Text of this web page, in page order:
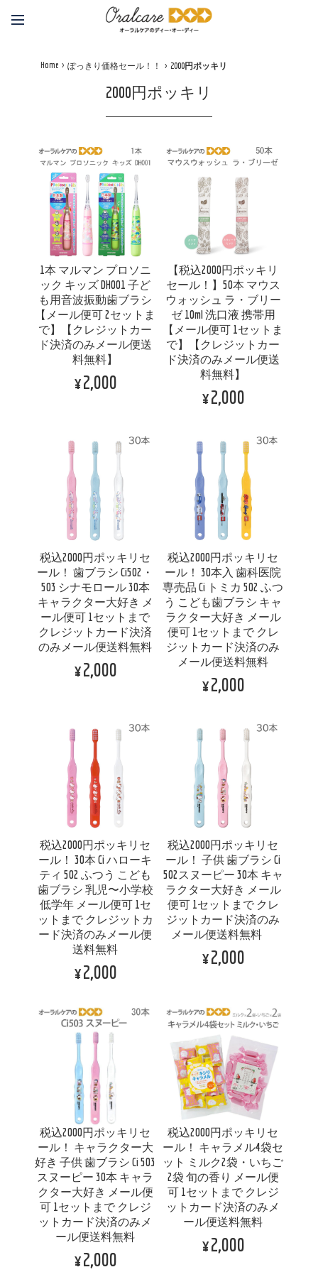
Home ぽっきり価格セール！！ 2000円ポッキリ
2000円ポッキリ
1本 マルマン プロソニ
ック キッズ DH001 子ど
も用音波振動歯ブラシ
【メール便可 2セットま
で】【クレジットカー
ド決済のみメール便送
料無料】
¥2,000
【税込2000円ポッキリ
セール！】50本 マウス
ウォッシュ ラ・ブリー
ゼ 10ml 洗口液 携帯用
【メール便可 1セットま
で】【クレジットカー
ド決済のみメール便送
料無料】
¥2,000
税込2000円ポッキリセ
ール！ 歯ブラシ Ci502・
503 シナモロール 30本
キャラクター大好き メ
ール便可 1セットまで
クレジットカード決済
のみメール便送料無料
¥2,000
税込2000円ポッキリセ
ール！ 30本入 歯科医院
専売品 Ci トミカ 502 ふつ
う こども歯ブラシ キャ
ラクター大好き メール
便可 1セットまで クレ
ジットカード決済のみ
メール便送料無料
¥2,000
税込2000円ポッキリセ
ール！ 30本 Ci ハローキ
ティ 502 ふつう こども
歯ブラシ 乳児〜小学校
低学年 メール便可 1セ
ットまで クレジットカ
ード決済のみメール便
送料無料
¥2,000
税込2000円ポッキリセ
ール！ 子供 歯ブラシ Ci
502スヌーピー 30本 キャ
ラクター大好き メール
便可 1セットまで クレ
ジットカード決済のみ
メール便送料無料
¥2,000
税込2000円ポッキリセ
ール！ キャラクター大
好き 子供 歯ブラシ Ci 503
スヌーピー 30本 キャラ
クター大好き メール便
可 1セットまで クレジ
ットカード決済のみメ
ール便送料無料
¥2,000
税込2000円ポッキリセ
ール！ キャラメル4袋セ
ット ミルク2袋・いちご
2袋 旬の香り メール便
可 1セットまで クレジ
ットカード決済のみメ
ール便送料無料
¥2,000